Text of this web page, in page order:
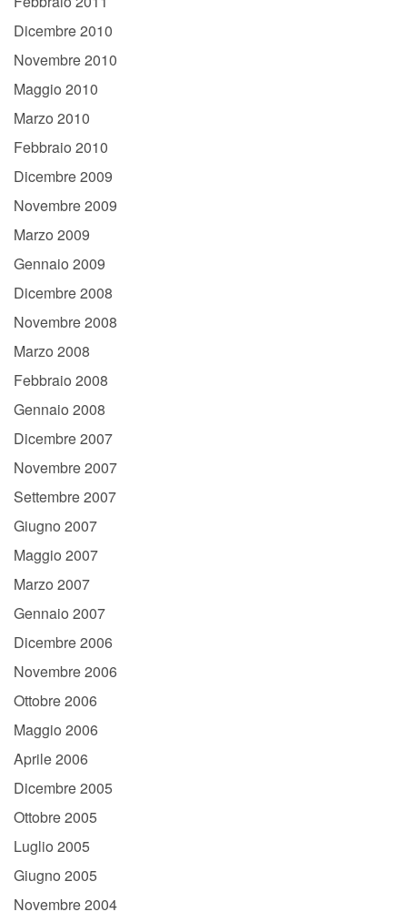
Dicembre 2010
Novembre 2010
Maggio 2010
Marzo 2010
Febbraio 2010
Dicembre 2009
Novembre 2009
Marzo 2009
Gennaio 2009
Dicembre 2008
Novembre 2008
Marzo 2008
Febbraio 2008
Gennaio 2008
Dicembre 2007
Novembre 2007
Settembre 2007
Giugno 2007
Maggio 2007
Marzo 2007
Gennaio 2007
Dicembre 2006
Novembre 2006
Ottobre 2006
Maggio 2006
Aprile 2006
Dicembre 2005
Ottobre 2005
Luglio 2005
Giugno 2005
Novembre 2004